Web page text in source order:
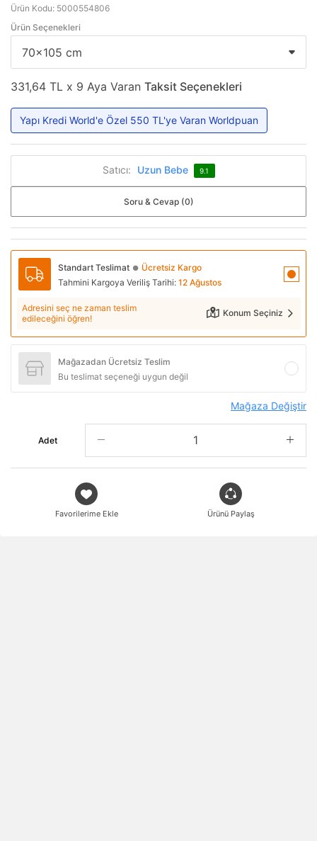
Ürün Kodu: 5000554806
Ürün Seçenekleri
331,64 TL x 9 Aya Varan Taksit Seçenekleri
Yapı Kredi World'e Özel 550 TL'ye Varan Worldpuan
Satıcı: Uzun Bebe 9.1
Soru & Cevap (0)
Standart Teslimat ● Ücretsiz Kargo
Tahmini Kargoya Veriliş Tarihi: 12 Ağustos
Adresini seç ne zaman teslim
edileceğini öğren!
Konum Seçiniz
Mağazadan Ücretsiz Teslim
Bu teslimat seçeneği uygun değil
Mağaza Değiştir
Adet
Favorilerime Ekle Ürünü Paylaş